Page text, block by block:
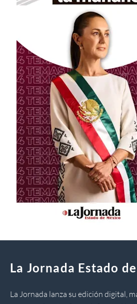
La Jornada Estado
La Jornada lanza su edición digital,